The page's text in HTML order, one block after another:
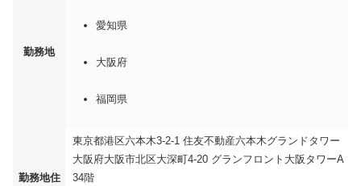
勤務地
愛知県
大阪府
福岡県
勤務地住
東京都港区六本木3-2-1 住友不動産六本木グランドタワー
大阪府大阪市北区大深町4-20 グランフロント大阪タワーA
34階